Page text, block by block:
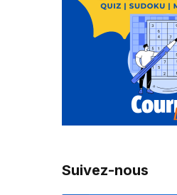
Suivez-nous